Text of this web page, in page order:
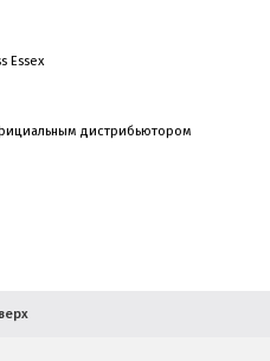
Essex
дистрибьютором